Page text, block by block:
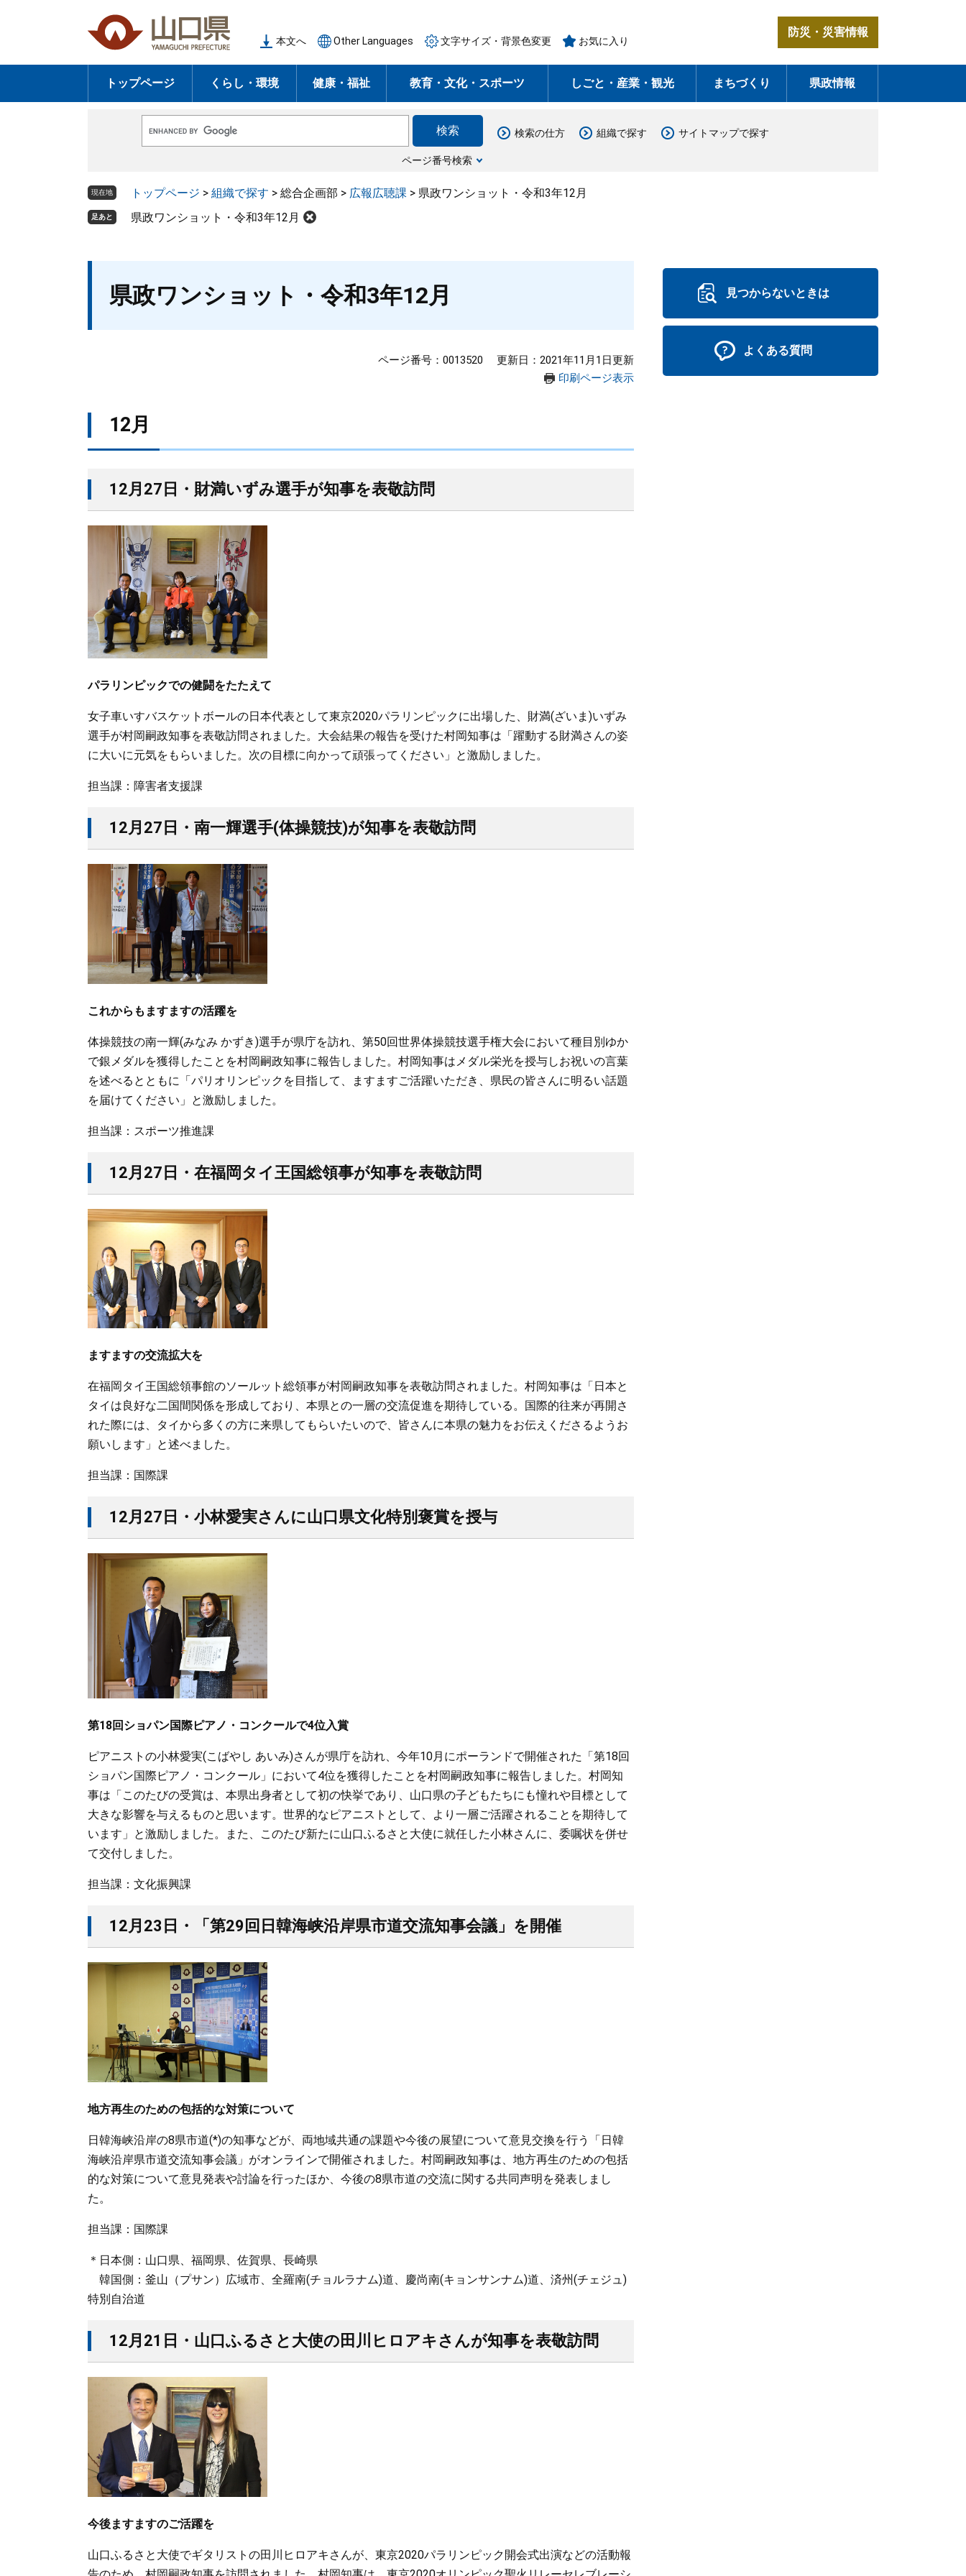
の
頭
ー
飛
本文へ Other Languages 文字サイズ・背景色変更 お気に入り
防災・災害情報
トップページ くらし・環境 健康・福祉 教育・文化・スポーツ しごと・産業・観光 まちづくり 県政情報
o
e
ス
ページ番号検索
検索の仕方 組織で探す サイトマップで探す
現在地 トップページ > 組織で探す > 総合企画部 > 広報広聴課 > 県政ワンショット・令和3年12月
足あと 県政ワンショット・令和3年12月
県政ワンショット・令和3年12月
ページ番号：0013520
更新日：2021年11月1日更新
印刷ページ表示
12月
12月27日・財満いずみ選手が知事を表敬訪問
パラリンピックでの健闘をたたえて
女子車いすバスケットボールの日本代表として東京2020パラリンピックに出場した、財満(ざいま)いずみ
選手が村岡嗣政知事を表敬訪問されました。大会結果の報告を受けた村岡知事は「躍動する財満さんの姿
に大いに元気をもらいました。次の目標に向かって頑張ってください」と激励しました。
担当課：障害者支援課
12月27日・南一輝選手(体操競技)が知事を表敬訪問
これからもますますの活躍を
体操競技の南一輝(みなみ かずき)選手が県庁を訪れ、第50回世界体操競技選手権大会において種目別ゆか
で銀メダルを獲得したことを村岡嗣政知事に報告しました。村岡知事はメダル栄光を授与しお祝いの言葉
を述べるとともに「パリオリンピックを目指して、ますますご活躍いただき、県民の皆さんに明るい話題
を届けてください」と激励しました。
担当課：スポーツ推進課
12月27日・在福岡タイ王国総領事が知事を表敬訪問
ますますの交流拡大を
在福岡タイ王国総領事館のソールット総領事が村岡嗣政知事を表敬訪問されました。村岡知事は「日本と
タイは良好な二国間関係を形成しており、本県との一層の交流促進を期待している。国際的往来が再開さ
れた際には、タイから多くの方に来県してもらいたいので、皆さんに本県の魅力をお伝えくださるようお
願いします」と述べました。
担当課：国際課
12月27日・小林愛実さんに山口県文化特別褒賞を授与
第18回ショパン国際ピアノ・コンクールで4位入賞
ピアニストの小林愛実(こばやし あいみ)さんが県庁を訪れ、今年10月にポーランドで開催された「第18回
ショパン国際ピアノ・コンクール」において4位を獲得したことを村岡嗣政知事に報告しました。村岡知
事は「このたびの受賞は、本県出身者として初の快挙であり、山口県の子どもたちにも憧れや目標として
大きな影響を与えるものと思います。世界的なピアニストとして、より一層ご活躍されることを期待して
います」と激励しました。また、このたび新たに山口ふるさと大使に就任した小林さんに、委嘱状を併せ
て交付しました。
担当課：文化振興課
12月23日・「第29回日韓海峡沿岸県市道交流知事会議」を開催
地方再生のための包括的な対策について
日韓海峡沿岸の8県市道(*)の知事などが、両地域共通の課題や今後の展望について意見交換を行う「日韓
海峡沿岸県市道交流知事会議」がオンラインで開催されました。村岡嗣政知事は、地方再生のための包括
的な対策について意見発表や討論を行ったほか、今後の8県市道の交流に関する共同声明を発表しまし
た。
担当課：国際課
＊日本側：山口県、福岡県、佐賀県、長崎県
韓国側：釜山（プサン）広域市、全羅南(チョルラナム)道、慶尚南(キョンサンナム)道、済州(チェジュ)
特別自治道
12月21日・山口ふるさと大使の田川ヒロアキさんが知事を表敬訪問
今後ますますのご活躍を
山口ふるさと大使でギタリストの田川ヒロアキさんが、東京2020パラリンピック開会式出演などの活動報
見つからないときは
よくある質問